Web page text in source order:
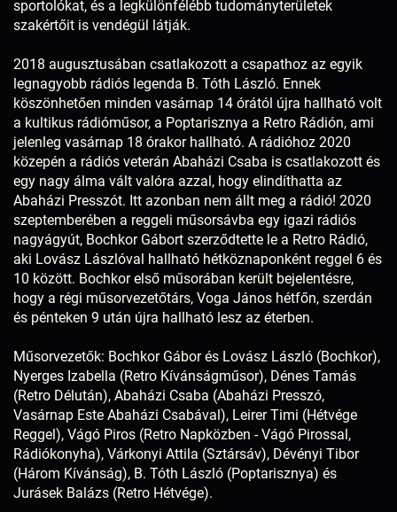
sportolókat, és a legkülönfélébb tudományterületek
szakértőit is vendégül látják.
2018 augusztusában csatlakozott a csapathoz az egyik
legnagyobb rádiós legenda B. Tóth László. Ennek
köszönhetően minden vasárnap 14 órától újra hallható volt
a kultikus rádióműsor, a Poptarisznya a Retro Rádión, ami
jelenleg vasárnap 18 órakor hallható. A rádióhoz 2020
közepén a rádiós veterán Abaházi Csaba is csatlakozott és
egy nagy álma vált valóra azzal, hogy elindíthatta az
Abaházi Presszót. Itt azonban nem állt meg a rádió! 2020
szeptemberében a reggeli műsorsávba egy igazi rádiós
nagyágyút, Bochkor Gábort szerződtette le a Retro Rádió,
aki Lovász Lászlóval hallható hétköznaponként reggel 6 és
10 között. Bochkor első műsorában került bejelentésre,
hogy a régi műsorvezetőtárs, Voga János hétfőn, szerdán
és pénteken 9 után újra hallható lesz az éterben.
Műsorvezetők: Bochkor Gábor és Lovász László (Bochkor),
Nyerges Izabella (Retro Kívánságműsor), Dénes Tamás
(Retro Délután), Abaházi Csaba (Abaházi Presszó,
Vasárnap Este Abaházi Csabával), Leirer Timi (Hétvége
Reggel), Vágó Piros (Retro Napközben - Vágó Pirossal,
Rádiókonyha), Várkonyi Attila (Sztársáv), Dévényi Tibor
(Három Kívánság), B. Tóth László (Poptarisznya) és
Jurásek Balázs (Retro Hétvége).